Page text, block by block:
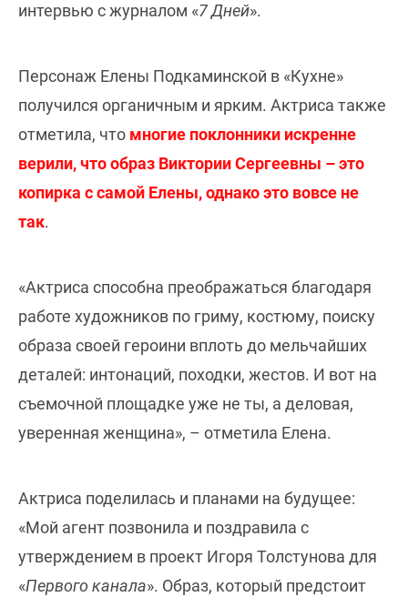
интервью с журналом «7 Дней».
Персонаж Елены Подкаминской в «Кухне»
получился органичным и ярким. Актриса также
отметила, что многие поклонники искренне
верили, что образ Виктории Сергеевны – это
копирка с самой Елены, однако это вовсе не
так.
«Актриса способна преображаться благодаря
работе художников по гриму, костюму, поиску
образа своей героини вплоть до мельчайших
деталей: интонаций, походки, жестов. И вот на
съемочной площадке уже не ты, а деловая,
уверенная женщина», – отметила Елена.
Актриса поделилась и планами на будущее:
«Мой агент позвонила и поздравила с
утверждением в проект Игоря Толстунова для
«Первого канала». Образ, который предстоит